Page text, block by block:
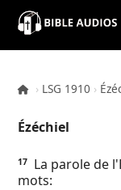
×
› LSG 1910 ›
Ézéchiel
17
La parole de
mots: